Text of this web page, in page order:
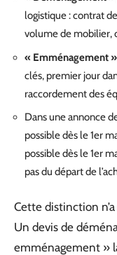
logistique : contrat
volume de mobilier,
« Emménagement »
clés, premier jour
raccordement des
Dans une annonce
possible dès le 1er
possible dès le 1er
pas du départ de
Cette distinction
Un devis de
emménagement »